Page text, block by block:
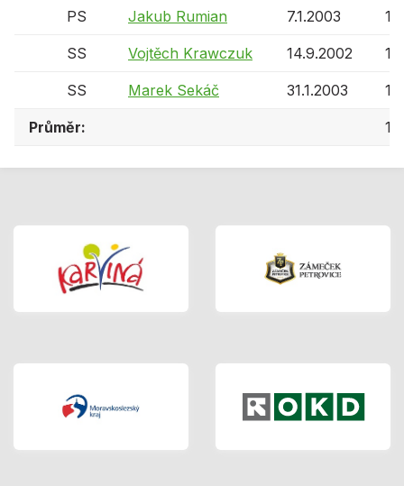
PS Jakub Rumian 7.1.2003
SS Vojtěch Krawczuk 14.9.2002
SS Marek Sekáč 31.1.2003
Průměr: